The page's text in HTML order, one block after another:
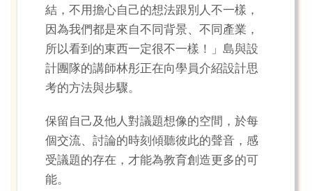
結，不用擔心自己的想法跟別人不一樣，
因為我們都是來自不同背景、不同產業，
所以看到的東西一定很不一樣！」島與設
計團隊的講師林彤正在向學員介紹設計思
考的方法與步驟。
保留自己及他人對議題想像的空間，於每
個交流、討論的時刻傾聽彼此的聲音，感
受議題的存在，才能為教育創造更多的可
能。